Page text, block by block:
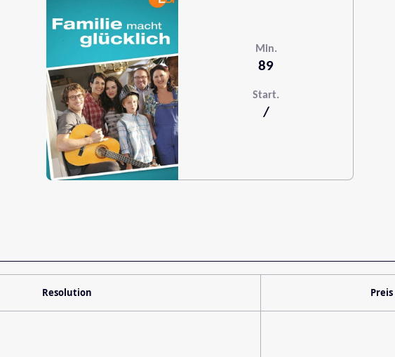
Min.
89
Start.
/
Resolution Preis